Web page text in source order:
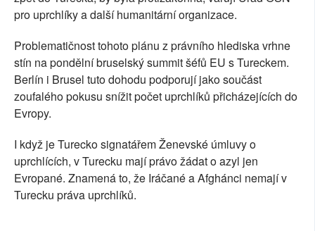
RUBRIKY
PLNÁ VERZE STRÁNEK
pro uprchlíky a další humanitární organizace.
Problematičnost tohoto plánu z právního hlediska vrhne
stín na pondělní bruselský summit šéfů EU s Tureckem.
Berlín i Brusel tuto dohodu podporují jako součást
zoufalého pokusu snížit počet uprchlíků přicházejících do
Evropy.
I když je Turecko signatářem Ženevské úmluvy o
uprchlících, v Turecku mají právo žádat o azyl jen
Evropané. Znamená to, že Iráčané a Afghánci nemají v
Turecku práva uprchlíků.